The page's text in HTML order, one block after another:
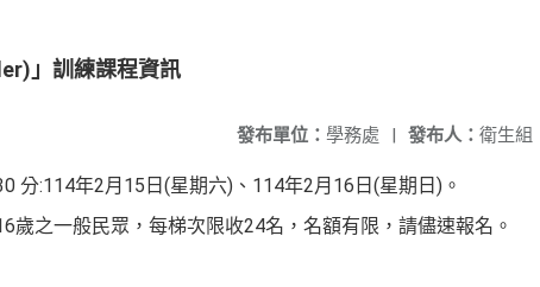
」訓練課程資訊
發布人： 衛生組
發布單位： 學務處 |
分:114年2月15日(星期六)、114年2月16日(星期日)。
之一般民眾，每梯次限收24名，名額有限，請儘速報名。